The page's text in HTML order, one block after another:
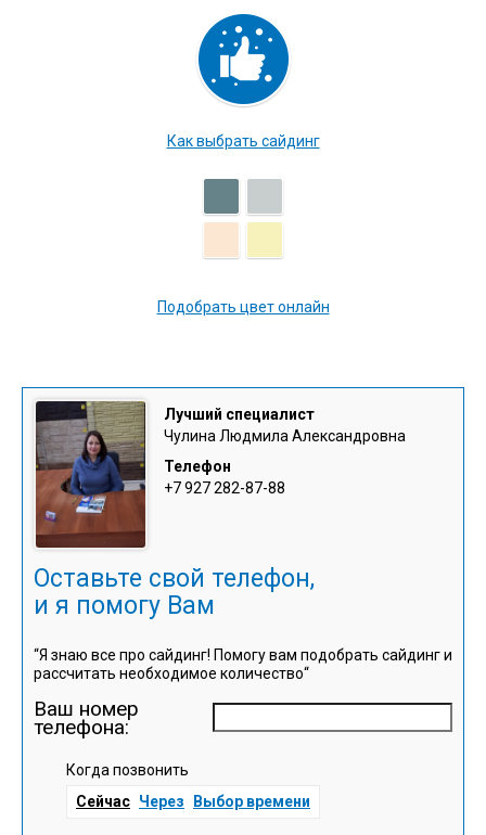
Как выбрать сайдинг
Подобрать цвет онлайн
Оставьте свой телефон,
и я помогу Вам
“Я знаю все про сайдинг! Помогу вам подобрать сайдинг и
рассчитать необходимое количество“
Ваш номер
телефона:
Когда позвонить
Сейчас Через Выбор времени
Лучший специалист
Чулина Людмила Александровна
Телефон
+7 927 282-87-88